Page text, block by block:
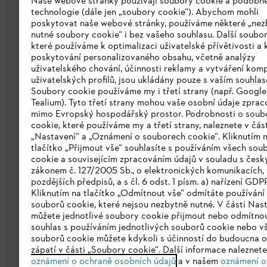
Společnost
O nás
Stáhnout katalog
Oznamovací systém STIHL
Ochrana osobních údajů Právní doložka
technologie (dále jen „soubory cookie“). Abychom mohli
poskytovat naše webové stránky, používáme některé
nutné soubory cookie“ i bez vašeho souhlasu. Další
které používáme k optimalizaci uživatelské přívětivosti a
poskytování personalizovaného obsahu, včetně analýzy
uživatelského chování, účinnosti reklamy a vytváření
uživatelských profilů, jsou ukládány pouze s vaším
Soubory cookie používáme my i třetí strany (např.
Tealium). Tyto třetí strany mohou vaše osobní údaje
mimo Evropský hospodářský prostor. Podrobnosti o
cookie, které používáme my a třetí strany, naleznete v
„Nastavení“ a „Oznámení o souborech cookie“. Kliknutím
tlačítko „Přijmout vše“ souhlasíte s používáním všech
cookie a souvisejícím zpracováním údajů v souladu s
zákonem č. 127/2005 Sb., o elektronických komunikacích,
pozdějších předpisů, a s čl. 6 odst. 1 písm. a) nařízení
Kliknutím na tlačítko „Odmítnout vše“ odmítáte používání
souborů cookie, které nejsou nezbytně nutné. V části
můžete jednotlivé soubory cookie přijmout nebo
souhlas s používáním jednotlivých souborů cookie nebo
souborů cookie můžete kdykoli s účinností do budoucna
zápatí v části „Soubory cookie“. Další informace
oznámení o ochraně osobních údajůa v našem oznámení o